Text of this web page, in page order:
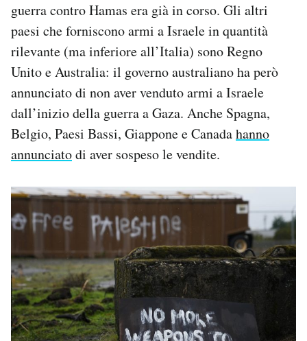
guerra contro Hamas era già in corso. Gli altri
paesi che forniscono armi a Israele in quantità
rilevante (ma inferiore all’Italia) sono Regno
Unito e Australia: il governo australiano ha però
annunciato di non aver venduto armi a Israele
dall’inizio della guerra a Gaza. Anche Spagna,
Belgio, Paesi Bassi, Giappone e Canadahanno
annunciatodi aver sospeso le vendite.